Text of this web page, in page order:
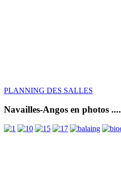
PLANNING DES SALLES
Navailles-Angos en photos ....